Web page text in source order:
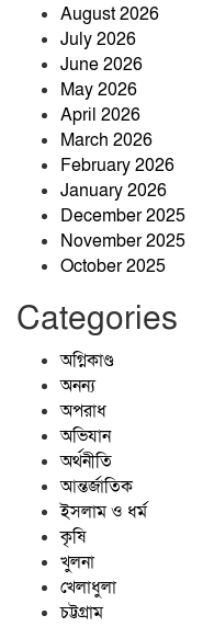
August 2026
July 2026
June 2026
May 2026
April 2026
March 2026
February 2026
January 2026
December 2025
November 2025
October 2025
Categories
অগ্নিকাণ্ড
অনন্য
অপরাধ
অভিযান
অর্থনীতি
আন্তর্জাতিক
ইসলাম ও ধর্ম
কৃষি
খুলনা
খেলাধুলা
চট্টগ্রাম